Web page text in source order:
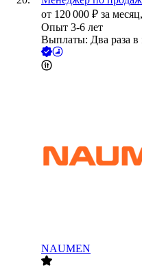
от 120 000 ₽ за месяц,
Опыт 3-6 лет
Выплаты: Два раза в
NAUMEN